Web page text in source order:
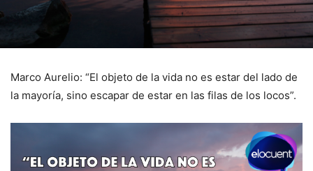
Marco Aurelio: “El objeto de la vida no es estar del lado de
la mayoría, sino escapar de estar en las filas de los locos”.